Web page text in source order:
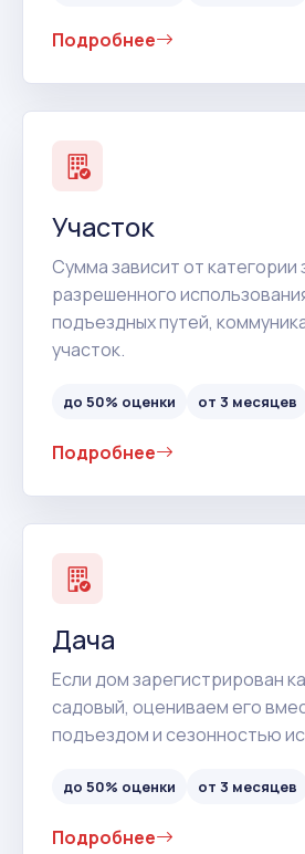
Подробнее
Участок
Сумма зависит от категории
разрешенного
подъездных путей,
участок.
до 50% оценки от 3 месяцев
Подробнее
Дача
Если дом зарегистрирован
садовый, оцениваем его
подъездом и сезонностью
до 50% оценки от 3 месяцев
Подробнее